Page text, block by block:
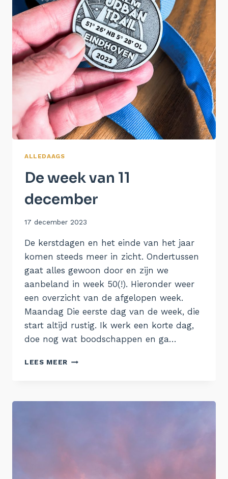
ALLEDAAGS
De week van 11
december
Door
17 december 2023
De kerstdagen en het einde van het jaar
komen steeds meer in zicht. Ondertussen
gaat alles gewoon door en zijn we
aanbeland in week 50(!). Hieronder weer
een overzicht van de afgelopen week.
Maandag Die eerste dag van de week, die
start altijd rustig. Ik werk een korte dag,
doe nog wat boodschappen en ga…
LEES MEER DE
DECEMBER